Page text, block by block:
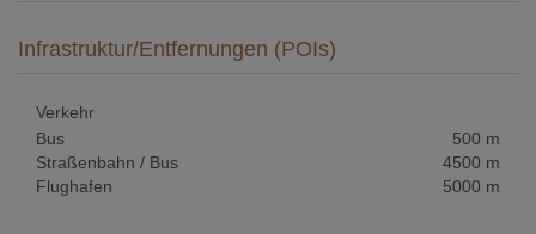
Infrastruktur/Entfernungen (POIs)
Verkehr
Bus
500 m
Straßenbahn / Bus
4500 m
Flughafen
5000 m